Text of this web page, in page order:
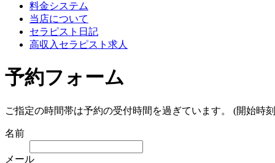
料金システム
当店について
セラピスト日記
高収入セラピスト求人
予約フォーム
ご指定の時間帯は予約の受付時間を過ぎています。 (開始時
名前
メール